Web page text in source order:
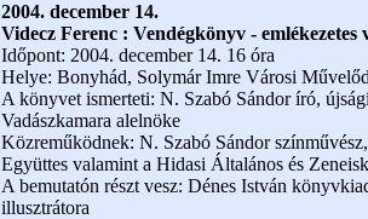
2004. december 14.
Videcz Ferenc : Vendégkönyv - emlékezetes
Időpont: 2004. december 14. 16 óra
Helye: Bonyhád, Solymár Imre Városi
A könyvet ismerteti: N. Szabó Sándor író,
Vadászkamara alelnöke
Közreműködnek: N. Szabó Sándor
Együttes valamint a Hidasi Általános és
A bemutatón részt vesz: Dénes István
illusztrátora